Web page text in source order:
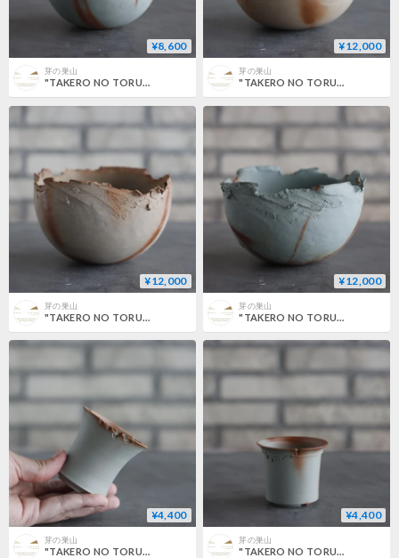
¥8,600
芽の巣山
"TAKERO NO TORUKO" / CHIGIRI / L (4.5号) no.802/160
¥12,000
芽の巣山
"TAKERO NO TORUKO" / CHIGIRI / XL (5号) no.802/158
¥12,000
芽の巣山
"TAKERO NO TORUKO" / CHIGIRI / XL (5号) no.802/156
¥12,000
芽の巣山
"TAKERO NO TORUKO" / CHIGIRI / XL (5号) no.802/155
¥4,400
芽の巣山
"TAKERO NO TORUKO" (2.5号) no.802/133
¥4,400
芽の巣山
"TAKERO NO TORUKO" (2.5号) no.802/127